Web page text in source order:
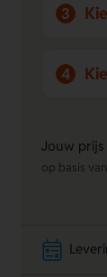
3
4
Jouw prijs
op basis